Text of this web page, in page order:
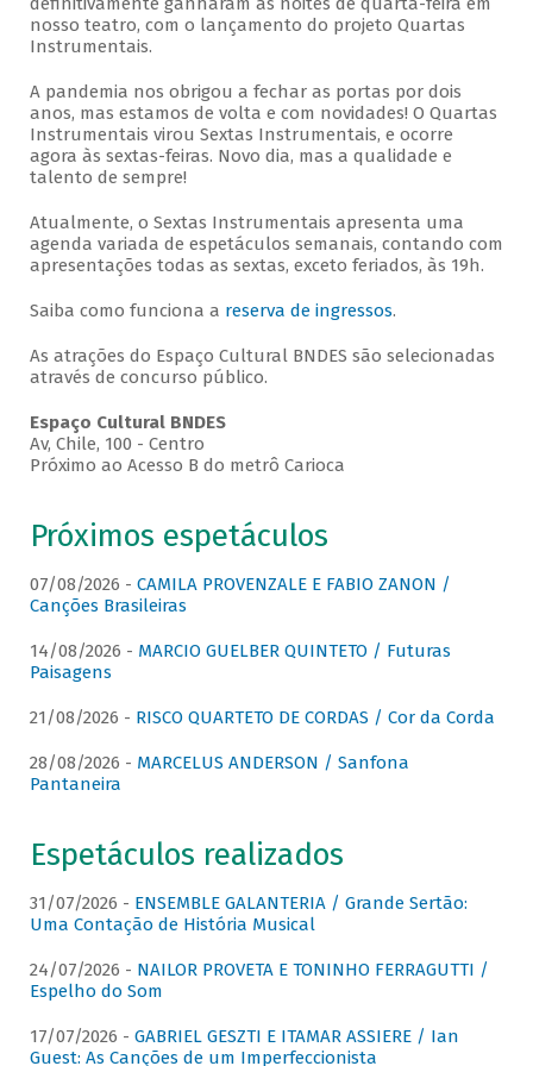
nosso teatro, com o lançamento do projeto Quartas
Instrumentais.
A pandemia nos obrigou a fechar as portas por dois
anos, mas estamos de volta e com novidades! O Quartas
Instrumentais virou Sextas Instrumentais, e ocorre
agora às sextas-feiras. Novo dia, mas a qualidade e
talento de sempre!
Atualmente, o Sextas Instrumentais apresenta uma
agenda variada de espetáculos semanais, contando com
apresentações todas as sextas, exceto feriados, às 19h.
Saiba como funciona a reserva de ingressos.
As atrações do Espaço Cultural BNDES são selecionadas
através de concurso público.
Espaço Cultural BNDES
Av, Chile, 100 - Centro
Próximo ao Acesso B do metrô Carioca
Próximos espetáculos
07/08/2026 - CAMILA PROVENZALE E FABIO ZANON /
Canções Brasileiras
14/08/2026 - MARCIO GUELBER QUINTETO / Futuras
Paisagens
21/08/2026 - RISCO QUARTETO DE CORDAS / Cor da Corda
28/08/2026 - MARCELUS ANDERSON / Sanfona
Pantaneira
Espetáculos realizados
31/07/2026 - ENSEMBLE GALANTERIA / Grande Sertão:
Uma Contação de História Musical
24/07/2026 - NAILOR PROVETA E TONINHO FERRAGUTTI /
Espelho do Som
17/07/2026 - GABRIEL GESZTI E ITAMAR ASSIERE / Ian
Guest: As Canções de um Imperfeccionista